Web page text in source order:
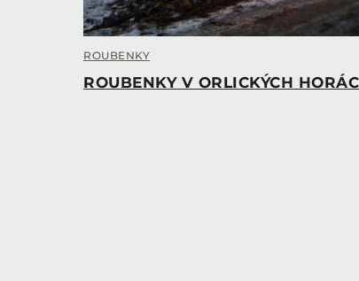
ROUBENKY
ROUBENKY V ORLICKÝCH